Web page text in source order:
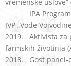
IPA Program
JVP „Vode
2019. Aktivista za
farmskih životinja
2018. Gost panel-